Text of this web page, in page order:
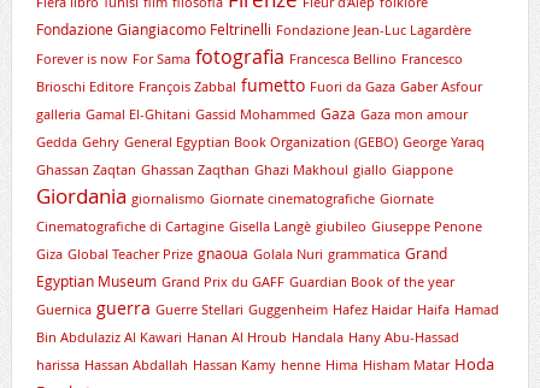
Fondazione Giangiacomo Feltrinelli Fondazione Jean-Luc Lagardère
Forever is now For Sama fotografia Francesca Bellino Francesco
Brioschi Editore François Zabbal fumetto Fuori da Gaza Gaber Asfour
galleria Gamal El-Ghitani Gassid Mohammed Gaza Gaza mon amour
Gedda Gehry General Egyptian Book Organization (GEBO) George Yaraq
Ghassan Zaqtan Ghassan Zaqthan Ghazi Makhoul giallo Giappone
Giordania giornalismo Giornate cinematografiche Giornate
Cinematografiche di Cartagine Gisella Langè giubileo Giuseppe Penone
Giza Global Teacher Prize gnaoua Golala Nuri grammatica Grand
Egyptian Museum Grand Prix du GAFF Guardian Book of the year
Guernica guerra Guerre Stellari Guggenheim Hafez Haidar Haifa Hamad
Bin Abdulaziz Al Kawari Hanan Al Hroub Handala Hany Abu-Hassad
harissa Hassan Abdallah Hassan Kamy henne Hima Hisham Matar Hoda